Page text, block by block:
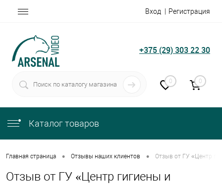
Вход Регистрация
+375 (29) 303 22 30
0 0
Каталог товаров
Главная страница • Отзывы наших клиентов • Отзыв от ГУ «Центр
Отзыв от ГУ «Центр гигиены и